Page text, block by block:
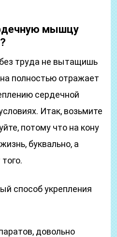
мышцу
труда не вытащишь
полностью отражает
сердечной
Итак, возьмите
потому что на кону
буквально, а
способ укрепления
довольно